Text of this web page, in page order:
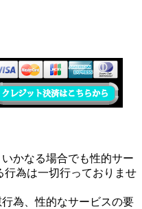
かなる場合でも性的サー
行為は一切行っておりませ
為、性的なサービスの要